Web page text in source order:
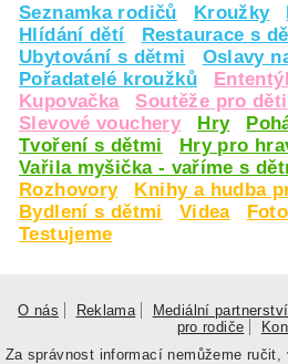
Seznamka rodičů Kroužky
Hlídání dětí
Restaurace s
Ubytování s dětmi
Oslavy
Pořadatelé kroužků
Kupovačka
Soutěže pro děti
Slevové vouchery
Hry
Tvoření s dětmi
Hry pro
Vařila myšička - vaříme s
Rozhovory
Knihy a hudba
Bydlení s dětmi
Videa
Testujeme
O nás Reklama Mediální partnerství
pro rodiče
Za správnost informací nemůžeme